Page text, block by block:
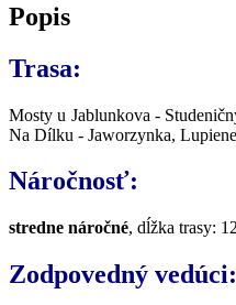
Popis
Trasa:
Mosty u Jablunkova -
Na Dílku - Jaworzynka,
Náročnosť:
stredne náročné, dĺžka trasy:
Zodpovedný vedúci: